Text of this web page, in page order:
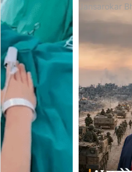
Jansarokar Bharat